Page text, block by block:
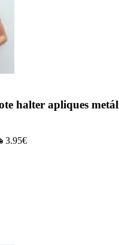
halter apliques
3.95€